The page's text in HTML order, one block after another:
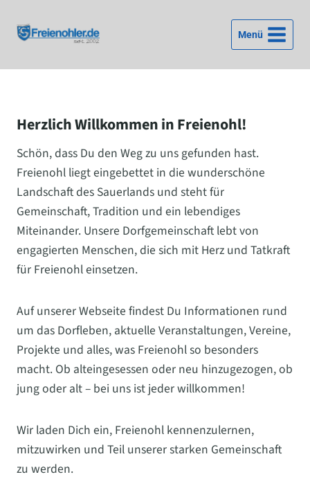
Inhalt
springen
Menü
Herzlich Willkommen in Freienohl!
Schön, dass Du den Weg zu uns gefunden hast.
Freienohl liegt eingebettet in die wunderschöne
Landschaft des Sauerlands und steht für
Gemeinschaft, Tradition und ein lebendiges
Miteinander. Unsere Dorfgemeinschaft lebt von
engagierten Menschen, die sich mit Herz und Tatkraft
für Freienohl einsetzen.
Auf unserer Webseite findest Du Informationen rund
um das Dorfleben, aktuelle Veranstaltungen, Vereine,
Projekte und alles, was Freienohl so besonders
macht. Ob alteingesessen oder neu hinzugezogen, ob
jung oder alt – bei uns ist jeder willkommen!
Wir laden Dich ein, Freienohl kennenzulernen,
mitzuwirken und Teil unserer starken Gemeinschaft
zu werden.